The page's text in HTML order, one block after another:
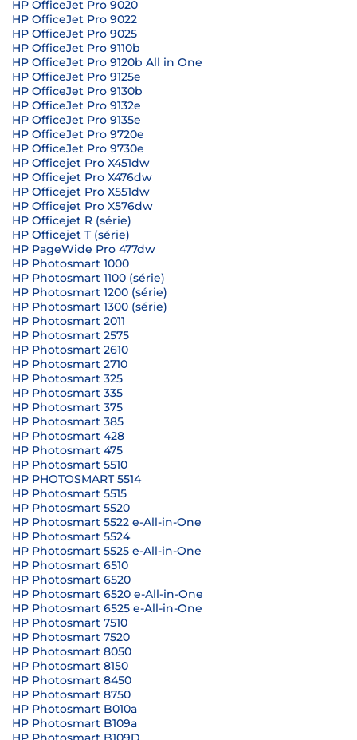
HP OfficeJet Pro 9020
HP OfficeJet Pro 9022
HP OfficeJet Pro 9025
HP OfficeJet Pro 9110b
HP OfficeJet Pro 9120b All in One
HP OfficeJet Pro 9125e
HP OfficeJet Pro 9130b
HP OfficeJet Pro 9132e
HP OfficeJet Pro 9135e
HP OfficeJet Pro 9720e
HP OfficeJet Pro 9730e
HP Officejet Pro X451dw
HP Officejet Pro X476dw
HP Officejet Pro X551dw
HP Officejet Pro X576dw
HP Officejet R (série)
HP Officejet T (série)
HP PageWide Pro 477dw
HP Photosmart 1000
HP Photosmart 1100 (série)
HP Photosmart 1200 (série)
HP Photosmart 1300 (série)
HP Photosmart 2011
HP Photosmart 2575
HP Photosmart 2610
HP Photosmart 2710
HP Photosmart 325
HP Photosmart 335
HP Photosmart 375
HP Photosmart 385
HP Photosmart 428
HP Photosmart 475
HP Photosmart 5510
HP PHOTOSMART 5514
HP Photosmart 5515
HP Photosmart 5520
HP Photosmart 5522 e-All-in-One
HP Photosmart 5524
HP Photosmart 5525 e-All-in-One
HP Photosmart 6510
HP Photosmart 6520
HP Photosmart 6520 e-All-in-One
HP Photosmart 6525 e-All-in-One
HP Photosmart 7510
HP Photosmart 7520
HP Photosmart 8050
HP Photosmart 8150
HP Photosmart 8450
HP Photosmart 8750
HP Photosmart B010a
HP Photosmart B109a